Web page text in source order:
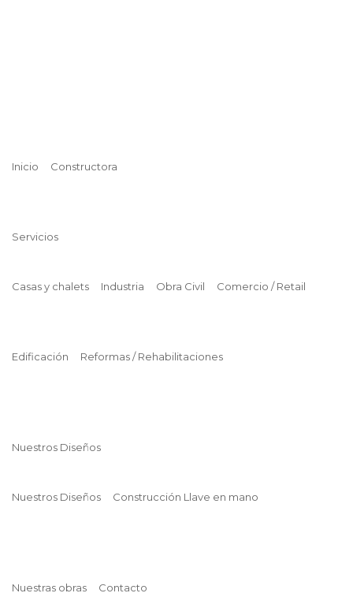
Inicio Constructora
Servicios
Casas y chalets Industria Obra Civil Comercio / Retail
Edificación Reformas / Rehabilitaciones
Nuestros Diseños
Nuestros Diseños Construcción Llave en mano
Nuestras obras Contacto